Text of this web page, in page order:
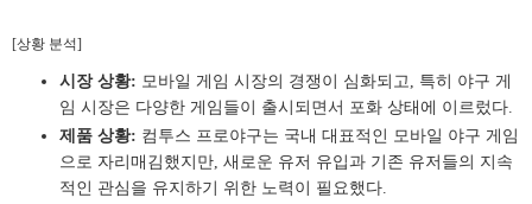
[상황 분석]
시장 상황: 모바일 게임 시장의 경쟁이 심화되고, 특히 야구 게
임 시장은 다양한 게임들이 출시되면서 포화 상태에 이르렀다.
제품 상황: 컴투스 프로야구는 국내 대표적인 모바일 야구 게임
으로 자리매김했지만, 새로운 유저 유입과 기존 유저들의 지속
적인 관심을 유지하기 위한 노력이 필요했다.